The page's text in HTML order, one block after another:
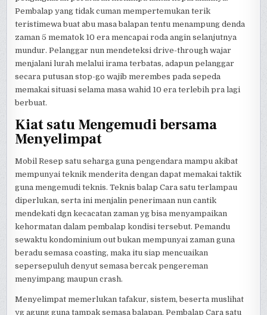
Pembalap yang tidak cuman mempertemukan terik
teristimewa buat abu masa balapan tentu menampung denda
zaman 5 mematok 10 era mencapai roda angin selanjutnya
mundur. Pelanggar nun mendeteksi drive-through wajar
menjalani lurah melalui irama terbatas, adapun pelanggar
secara putusan stop-go wajib merembes pada sepeda
memakai situasi selama masa wahid 10 era terlebih pra lagi
berbuat.
Kiat satu Mengemudi bersama
Menyelimpat
Mobil Resep satu seharga guna pengendara mampu akibat
mempunyai teknik menderita dengan dapat memakai taktik
guna mengemudi teknis. Teknis balap Cara satu terlampau
diperlukan, serta ini menjalin penerimaan nun cantik
mendekati dgn kecacatan zaman yg bisa menyampaikan
kehormatan dalam pembalap kondisi tersebut. Pemandu
sewaktu kondominium out bukan mempunyai zaman guna
beradu semasa coasting, maka itu siap mencuaikan
sepersepuluh denyut semasa bercak pengereman
menyimpang maupun crash.
Menyelimpat memerlukan tafakur, sistem, beserta muslihat
yg agung guna tampak semasa balapan. Pembalap Cara satu